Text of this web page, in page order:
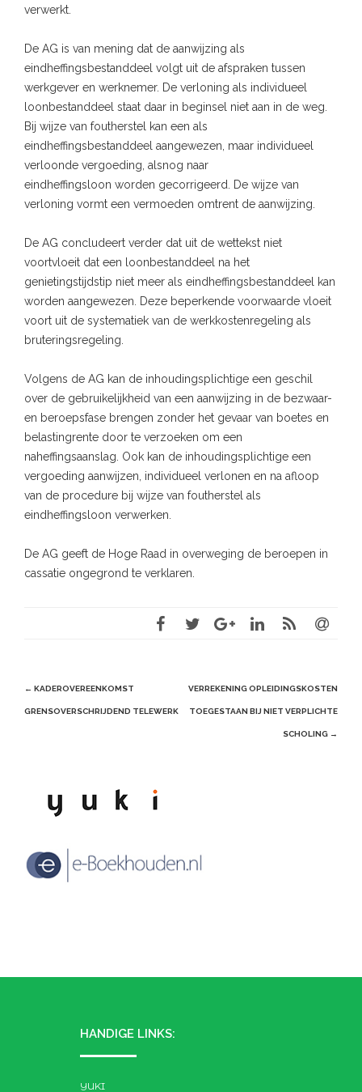
verwerkt.
De AG is van mening dat de aanwijzing als
eindheffingsbestanddeel volgt uit de afspraken tussen
werkgever en werknemer. De verloning als individueel
loonbestanddeel staat daar in beginsel niet aan in de weg.
Bij wijze van foutherstel kan een als
eindheffingsbestanddeel aangewezen, maar individueel
verloonde vergoeding, alsnog naar
eindheffingsloon worden gecorrigeerd. De wijze van
verloning vormt een vermoeden omtrent de aanwijzing.
De AG concludeert verder dat uit de wettekst niet
voortvloeit dat een loonbestanddeel na het
genietingstijdstip niet meer als eindheffingsbestanddeel kan
worden aangewezen. Deze beperkende voorwaarde vloeit
voort uit de systematiek van de werkkostenregeling als
bruteringsregeling.
Volgens de AG kan de inhoudingsplichtige een geschil
over de gebruikelijkheid van een aanwijzing in de bezwaar-
en beroepsfase brengen zonder het gevaar van boetes en
belastingrente door te verzoeken om een
naheffingsaanslag. Ook kan de inhoudingsplichtige een
vergoeding aanwijzen, individueel verlonen en na afloop
van de procedure bij wijze van foutherstel als
eindheffingsloon verwerken.
De AG geeft de Hoge Raad in overweging de beroepen in
cassatie ongegrond te verklaren.
Post
navigation
← KADEROVEREENKOMST
GRENSOVERSCHRIJDEND TELEWERK
VERREKENING OPLEIDINGSKOSTEN
TOEGESTAAN BIJ NIET VERPLICHTE
SCHOLING →
HANDIGE LINKS:
YUKI